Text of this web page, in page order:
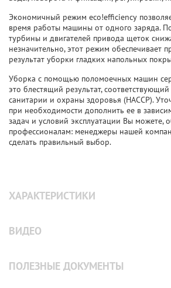
Экономичный режим eco!efficiency
время работы машины от одного заряда.
турбины и двигателей привода щеток
незначительно, этот режим обеспечивает
результат уборки гладких напольных
Уборка с помощью поломоечных машин
это блестящий результат,
санитарии и охраны здоровья (HACCP).
при необходимости дополнить ее в
задач и условий эксплуатации Вы можете,
профессионалам: менеджеры нашей
сделать правильный выбор.
ХАРАКТЕРИСТИКИ
ВИДЕО
ПОЛЕЗНЫЕ ДОКУМЕНТЫ